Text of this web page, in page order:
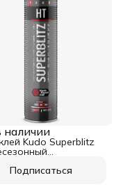
наличии
Kudo Superblitz
Подписаться